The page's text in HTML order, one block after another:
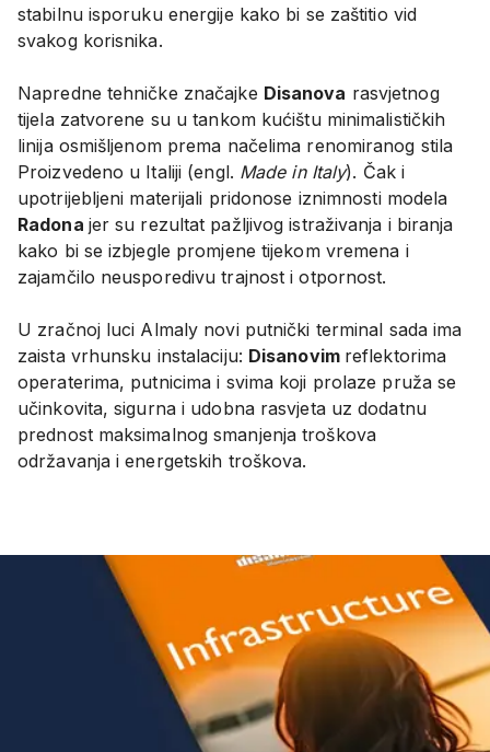
stabilnu isporuku energije kako bi se zaštitio vid
svakog korisnika.
Napredne tehničke značajke Disanova rasvjetnog
tijela zatvorene su u tankom kućištu minimalističkih
linija osmišljenom prema načelima renomiranog stila
Proizvedeno u Italiji (engl. Made in Italy). Čak i
upotrijebljeni materijali pridonose iznimnosti modela
Radona jer su rezultat pažljivog istraživanja i biranja
kako bi se izbjegle promjene tijekom vremena i
zajamčilo neusporedivu trajnost i otpornost.
U zračnoj luci Almaly novi putnički terminal sada ima
zaista vrhunsku instalaciju: Disanovim reflektorima
operaterima, putnicima i svima koji prolaze pruža se
učinkovita, sigurna i udobna rasvjeta uz dodatnu
prednost maksimalnog smanjenja troškova
održavanja i energetskih troškova.